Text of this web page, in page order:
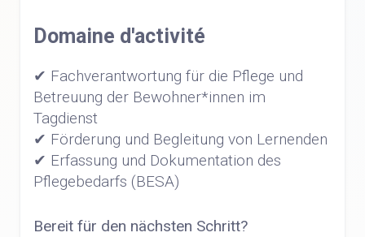
Domaine d'activité
✔ Fachverantwortung für die Pflege und
Betreuung der Bewohner*innen im
Tagdienst
✔ Förderung und Begleitung von Lernenden
✔ Erfassung und Dokumentation des
Pflegebedarfs (BESA)
Bereit für den nächsten Schritt?